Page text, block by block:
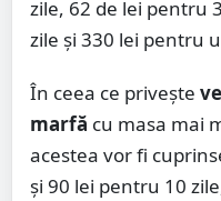
zile, 62 de lei pentru
zile şi 330 lei pentru
În ceea ce priveşte
marfă cu masa mai
acestea vor fi
şi 90 lei pentru 10